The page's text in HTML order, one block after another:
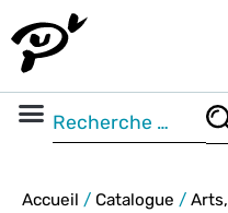
Accueil / Catalogue /